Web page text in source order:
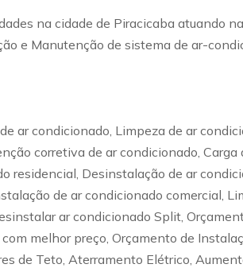
na cidade de Piracicaba atuando
e Manutenção de sistema de ar-
ar condicionado, Limpeza de ar
corretiva de ar condicionado,
residencial, Desinstalação de ar
de ar condicionado comercial,
ar condicionado Split,
melhor preço, Orçamento de
de Teto, Aterramento Elétrico,